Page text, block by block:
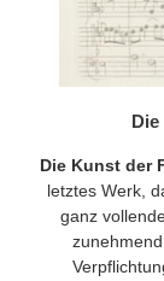
Die Kunst der
letztes Werk,
ganz